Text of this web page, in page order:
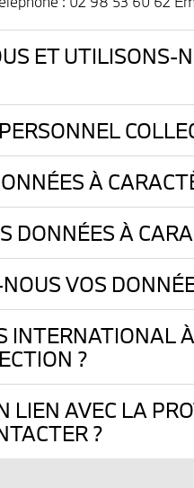
ET UTILISONS-
À
DONNÉES À
VOS
INTERNATIONAL
?
LIEN AVEC LA
?